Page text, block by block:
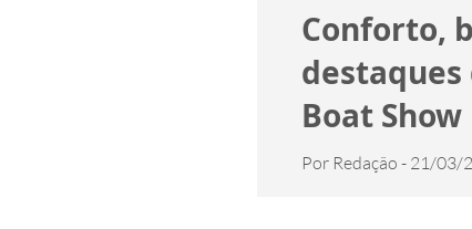
Conforto,
destaques
Boat Show
Por Redação - 21/03/